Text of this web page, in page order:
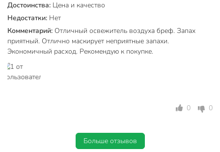
Тип
Назначение
для ванной и
туалетной
комнаты
увлажнение
Достоинства: Цена и качество
Недостатки: Нет
Комментарий: Отличный освежитель воздуха бреф. Запах
приятный. Отлично маскирует неприятные запахи.
Экономичный расход. Рекомендую к покупке.
0 0
Больше отзывов